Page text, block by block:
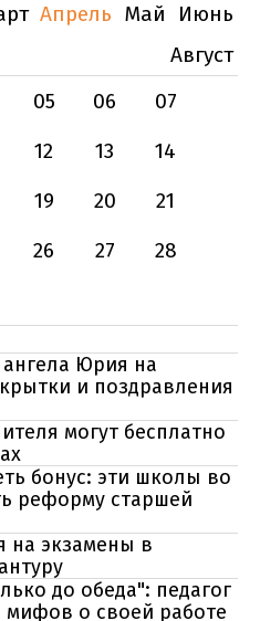
Апрель Май
Июнь
Август
05 06
07
12 13
14
19 20
21
26 27
28
Юрия на
и поздравления
могут бесплатно
бонус: эти школы во
реформу старшей
на экзамены в
до обеда": педагог
мифов о своей работе